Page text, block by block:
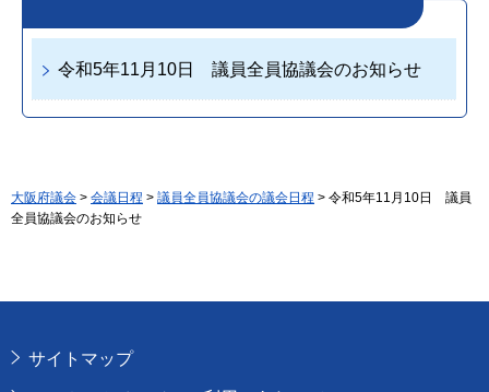
令和5年11月10日 議員全員協議会のお知らせ
大阪府議会 > 会議日程 > 議員全員協議会の議会日程 > 令和5年11月10日 議員
全員協議会のお知らせ
サイトマップ